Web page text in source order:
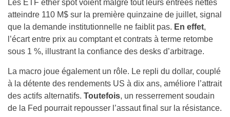
Les ETF ether spot voient malgré tout leurs entrées nettes
atteindre 110 M$ sur la première quinzaine de juillet, signal
que la demande institutionnelle ne faiblit pas. En effet,
l’écart entre prix au comptant et contrats à terme retombe
sous 1 %, illustrant la confiance des desks d’arbitrage.
La macro joue également un rôle. Le repli du dollar, couplé
à la détente des rendements US à dix ans, améliore l’attrait
des actifs alternatifs. Toutefois, un resserrement soudain
de la Fed pourrait repousser l’assaut final sur la résistance.